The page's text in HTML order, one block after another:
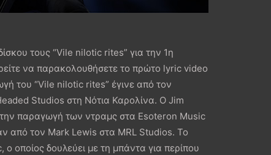
τους “Vile nilotic rites” για την 1η
να παρακολουθήσετε το πρώτο lyric video
του “Vile nilotic rites” έγινε από τον
Studios στη Νότια Καρολίνα. Ο Jim
παραγωγή των ντραμς στα Esoteron Music
από τον Mark Lewis στα MRL Studios. Το
οποίος δουλεύει με τη μπάντα για περίπου